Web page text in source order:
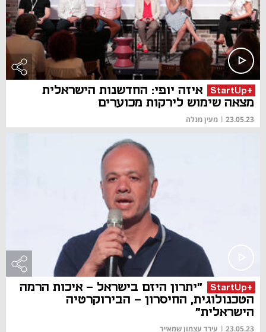
+StartUp
איזה יופי: החדשנות הישראלית
מצאה שימוש לירקות מכוערים
23.05.23
| מעין מנלה
+StartUp
"יתרון היזם בישראל - איכות הרמה
הטכנולוגית, החיסרון - הבירוקרטיה
הישראלית"
23.05.23
| עירד עצמון שמאייר